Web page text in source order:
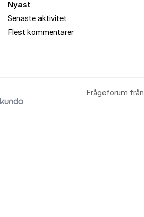
Nyast
Senaste aktivitet
Flest kommentarer
Frågeforum från